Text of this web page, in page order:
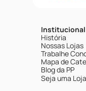
Institucional
História
Nossas Lojas
Trabalhe
Mapa de
Blog da PP
Seja uma